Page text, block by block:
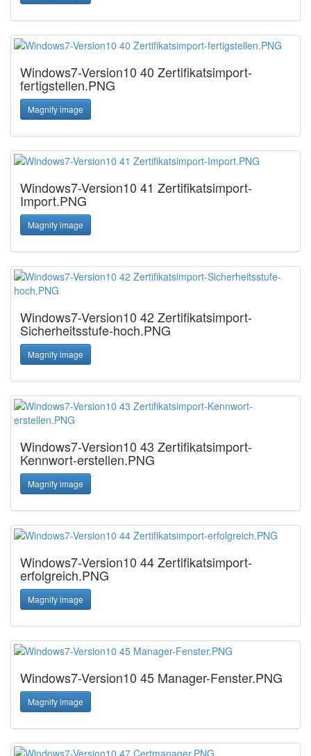
Windows7-Version10 40 Zertifikatsimport-
fertigstellen.PNG
Magnify image
Windows7-Version10 41 Zertifikatsimport-
Import.PNG
Magnify image
Windows7-Version10 42 Zertifikatsimport-
Sicherheitsstufe-hoch.PNG
Magnify image
Windows7-Version10 43 Zertifikatsimport-
Kennwort-erstellen.PNG
Magnify image
Windows7-Version10 44 Zertifikatsimport-
erfolgreich.PNG
Magnify image
Windows7-Version10 45 Manager-Fenster.PNG
Magnify image